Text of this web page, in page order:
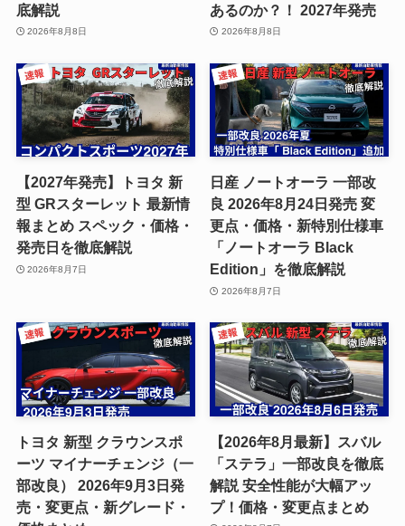
底解説
2026年8月8日
あるのか？！ 2027年発売
2026年8月8日
【2027年発売】トヨタ 新
型 GRスターレット 最新情
報まとめ スペック・価格・
発売日を徹底解説
2026年8月7日
日産 ノートオーラ 一部改
良 2026年8月24日発売 変
更点・価格・新特別仕様車
「ノートオーラ Black
Edition」を徹底解説
2026年8月7日
トヨタ 新型 クラウンスポ
ーツ マイナーチェンジ（一
部改良） 2026年9月3日発
売・変更点・新グレード・
【2026年8月最新】スバル
「ステラ」一部改良を徹底
解説 安全性能が大幅アッ
プ！価格・変更点まとめ